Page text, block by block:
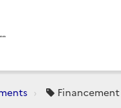
Financement